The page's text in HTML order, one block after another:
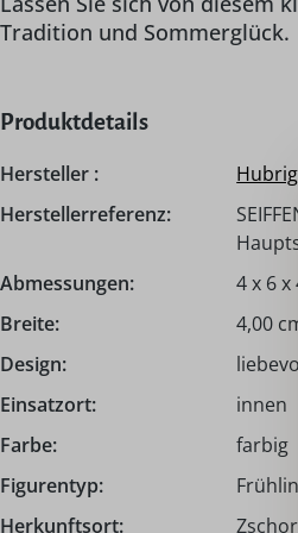
Tradition und Sommerglück.
Produktdetails
Hersteller :
Herstellerreferenz:
Abmessungen:
4 x 6 x
Breite:
4,00
Design:
Einsatzort:
innen
Farbe:
farbig
Figurentyp:
Herkunftsort: